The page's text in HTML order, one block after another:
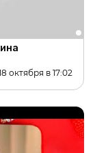
октября в 17:02